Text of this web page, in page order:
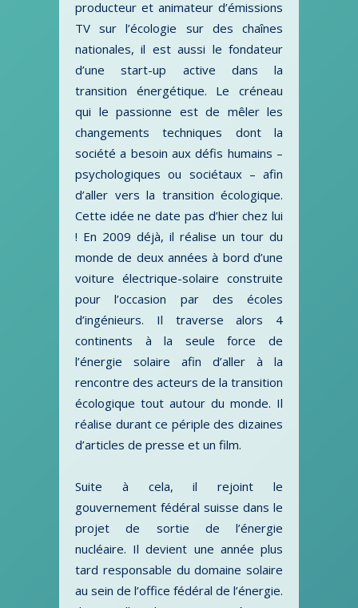
producteur et animateur d’émissions
TV sur l’écologie sur des chaînes
nationales, il est aussi le fondateur
d’une start-up active dans la
transition énergétique. Le créneau
qui le passionne est de mêler les
changements techniques dont la
société a besoin aux défis humains –
psychologiques ou sociétaux – afin
d’aller vers la transition écologique.
Cette idée ne date pas d’hier chez lui
! En 2009 déjà, il réalise un tour du
monde de deux années à bord d’une
voiture électrique-solaire construite
pour l’occasion par des écoles
d’ingénieurs. Il traverse alors 4
continents à la seule force de
l’énergie solaire afin d’aller à la
rencontre des acteurs de la transition
écologique tout autour du monde. Il
réalise durant ce périple des dizaines
d’articles de presse et un film.
Suite à cela, il rejoint le
gouvernement fédéral suisse dans le
projet de sortie de l’énergie
nucléaire. Il devient une année plus
tard responsable du domaine solaire
au sein de l’office fédéral de l’énergie.